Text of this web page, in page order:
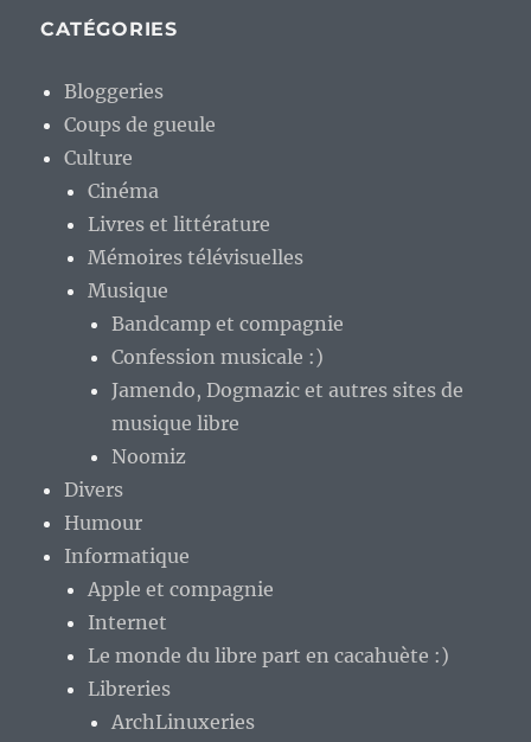
CATÉGORIES
Bloggeries
Coups de gueule
Culture
Cinéma
Livres et littérature
Mémoires télévisuelles
Musique
Bandcamp et compagnie
Confession musicale :)
Jamendo, Dogmazic et autres sites de
musique libre
Noomiz
Divers
Humour
Informatique
Apple et compagnie
Internet
Le monde du libre part en cacahuète :)
Libreries
ArchLinuxeries